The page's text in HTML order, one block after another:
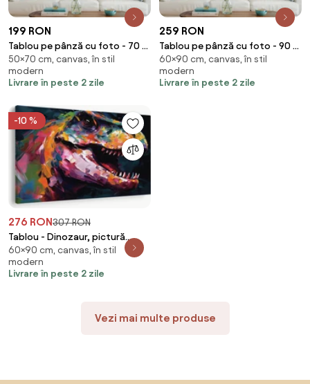
199 RON
Tablou pe pânză cu foto - 70 x
50 cm (70x50 cm)
50×70 cm, canvas, în stil
modern
Livrare în peste 2 zile
259 RON
Tablou pe pânză cu foto - 90 x
60 cm (90x60 cm)
60×90 cm, canvas, în stil
modern
Livrare în peste 2 zile
-10 %
276 RON307 RON
Tablou - Dinozaur, pictură
(90x60 cm)
60×90 cm, canvas, în stil
modern
Livrare în peste 2 zile
Vezi mai multe produse